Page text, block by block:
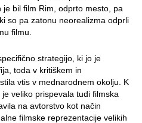
bil film Rim, odprto mesto, pa
so pa zatonu neorealizma odprli
filmu.
strategijo, ki jo je
toda v kritiškem in
vtis v mednarodnem okolju. K
veliko prispevala tudi filmska
na avtorstvo kot način
filmske reprezentacije velikih